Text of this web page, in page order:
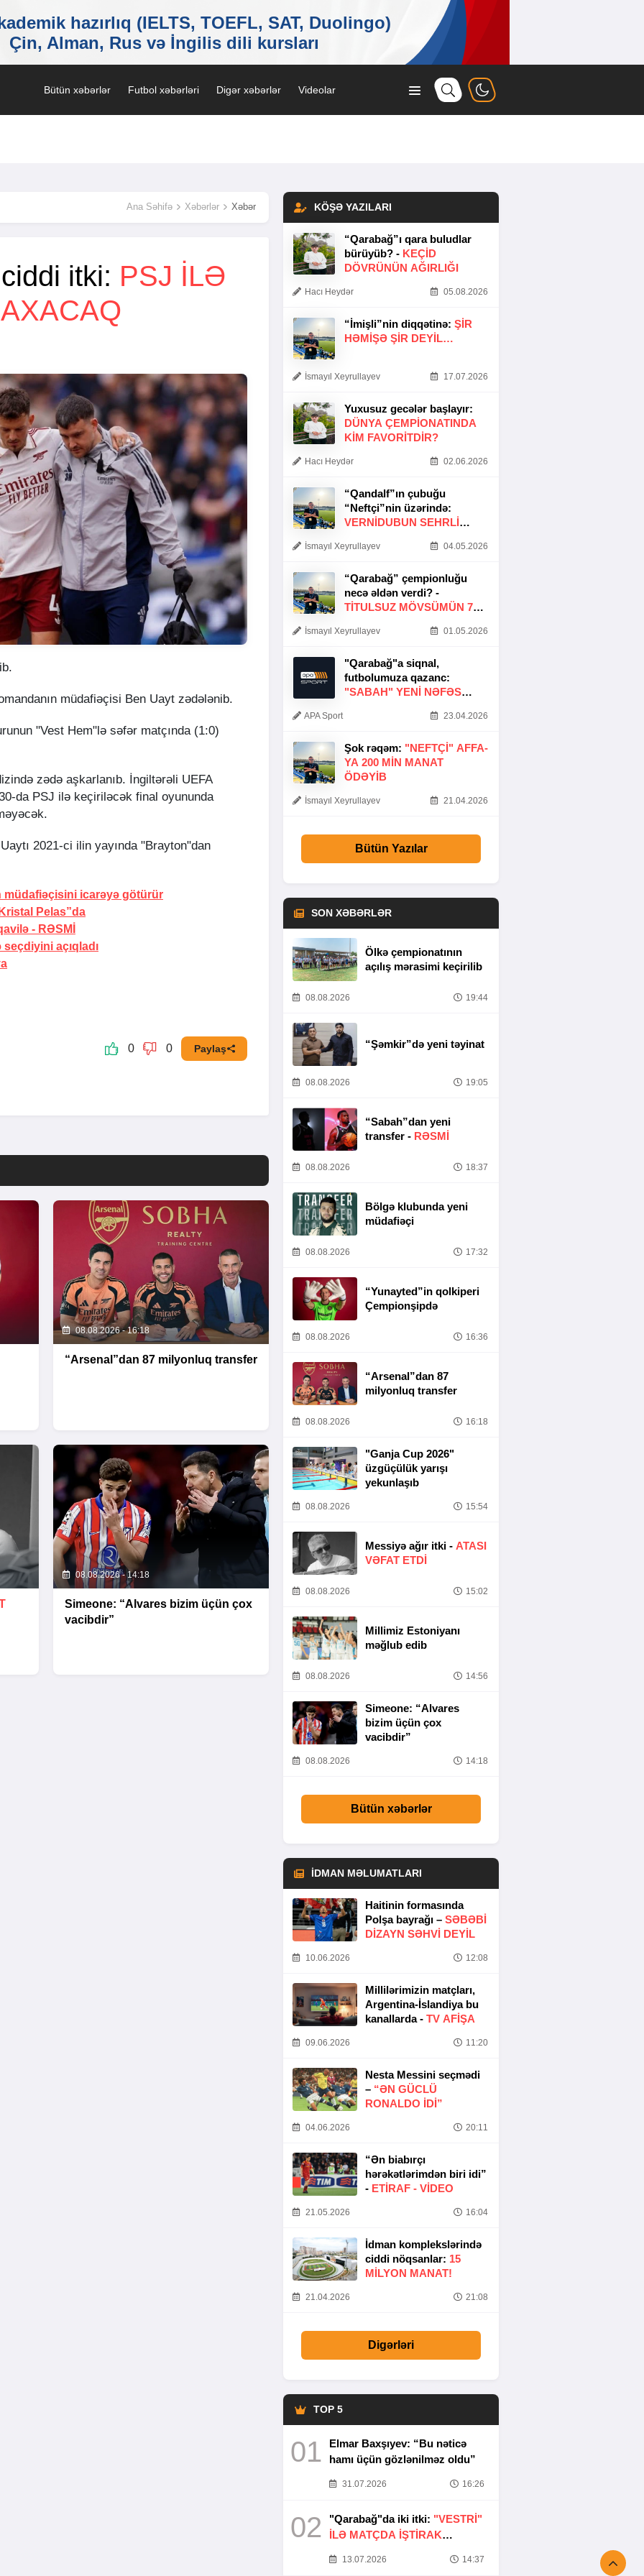
Bütün xəbərlər Futbol xəbərləri Digər xəbərlər Videolar
Ana Səhifə Xəbərlər Xəbər
itki: PSJ İLƏ
müdafiəçisi Ben Uayt zədələnib.
"Vest Hem"lə səfər matçında (1:0)
zədə aşkarlanıb. İngiltərəli UEFA
da PSJ ilə keçiriləcək final oyununda
2021-ci ilin yayında "Brayton"dan
müdafiəçisini icarəyə götürür
Pelas”da
- RƏSMİ
açıqladı
0 0 Paylaş
08.08.2026 - 16:18
“Arsenal”dan 87 milyonluq transfer
08.08.2026 - 14:18
Simeone: “Alvares bizim üçün çox
vacibdir”
KÖŞƏ YAZILARI
“Qarabağ”ı qara buludlar
bürüyüb? - KEÇID
DÖVRÜNÜN AĞIRLIĞI
Hacı Heydər 05.08.2026
“İmişli”nin diqqətinə: ŞIR
HƏMIŞƏ ŞIR DEYIL…
İsmayıl Xeyrullayev 17.07.2026
Yuxusuz gecələr başlayır:
DÜNYA ÇEMPIONATINDA
KIM FAVORITDIR?
Hacı Heydər 02.06.2026
“Qandalf”ın çubuğu
“Neftçi”nin üzərində:
VERNİDUBUN SEHRLİ
İsmayıl Xeyrullayev 04.05.2026
“Qarabağ” çempionluğu
necə əldən verdi? -
TITULSUZ MÖVSÜMÜN 7
İsmayıl Xeyrullayev 01.05.2026
"Qarabağ"a siqnal,
futbolumuza qazanc:
"SABAH" YENI NƏFƏS
APA Sport 23.04.2026
Şok rəqəm: "NEFTÇI" AFFA-
YA 200 MIN MANAT
ÖDƏYIB
İsmayıl Xeyrullayev 21.04.2026
Bütün Yazılar
SON XƏBƏRLƏR
Ölkə çempionatının
açılış mərasimi keçirilib
08.08.2026 19:44
“Şəmkir”də yeni təyinat
08.08.2026 19:05
“Sabah”dan yeni
transfer - RƏSMİ
08.08.2026 18:37
Bölgə klubunda yeni
müdafiəçi
08.08.2026 17:32
“Yunayted”in qolkiperi
Çempionşipdə
08.08.2026 16:36
“Arsenal”dan 87
milyonluq transfer
08.08.2026 16:18
"Ganja Cup 2026"
üzgüçülük yarışı
yekunlaşıb
08.08.2026 15:54
Messiyə ağır itki - ATASI
VƏFAT ETDI
08.08.2026 15:02
Millimiz Estoniyanı
məğlub edib
08.08.2026 14:56
Simeone: “Alvares
bizim üçün çox
vacibdir”
08.08.2026 14:18
Bütün xəbərlər
İDMAN MƏLUMATLARI
Haitinin formasında
Polşa bayrağı – SƏBƏBI
DIZAYN SƏHVI DEYIL
10.06.2026 12:08
Millilərimizin matçları,
Argentina-İslandiya bu
kanallarda - TV AFİŞA
09.06.2026 11:20
Nesta Messini seçmədi
– “ƏN GÜCLÜ
RONALDO IDI”
04.06.2026 20:11
“Ən biabırçı
hərəkətlərimdən biri idi”
- ETIRAF - VİDEO
21.05.2026 16:04
İdman komplekslərində
ciddi nöqsanlar: 15
MILYON MANAT!
21.04.2026 21:08
Digərləri
TOP 5
01
Elmar Baxşıyev: “Bu nəticə
hamı üçün gözlənilməz oldu”
31.07.2026 16:26
02 "Qarabağ"da iki itki: "VESTRİ"
İLƏ MATÇDA İŞTİRAK
13.07.2026 14:37